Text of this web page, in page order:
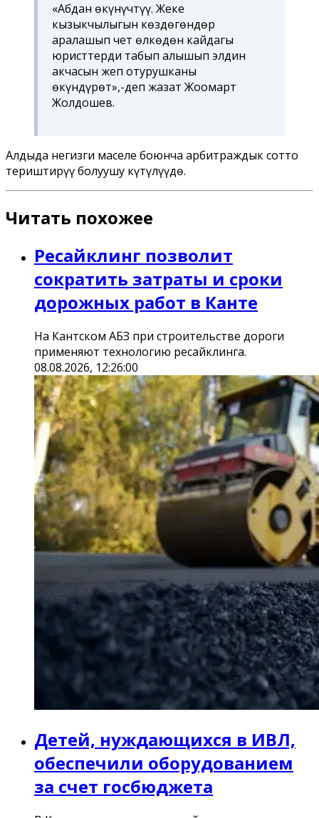
«Абдан өкүнүчтүү. Жеке
кызыкчылыгын көздөгөндөр
аралашып чет өлкөдөн кайдагы
юристтерди табып алышып элдин
акчасын жеп отурушканы
өкүндүрөт»,-деп жазат Жоомарт
Жолдошев.
Алдыда негизги маселе боюнча арбитраждык сотто
териштирүү болуушу күтүлүүдө.
Читать похожее
Ресайклинг позволит
сократить затраты и сроки
дорожных работ в Канте
На Кантском АБЗ при строительстве дороги
применяют технологию ресайклинга.
08.08.2026, 12:26:00
Детей, нуждающихся в ИВЛ,
обеспечили оборудованием
за счет госбюджета